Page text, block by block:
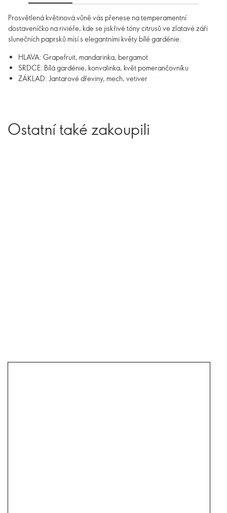
Prosvětlená květinová vůně vás přenese na temperamentní
dostaveníčko na riviéře, kde se jiskřivé tóny citrusů ve zlatavé záři
slunečních paprsků mísí s elegantními květy bílé gardénie.
HLAVA: Grapefruit, mandarinka, bergamot
SRDCE: Bílá gardénie, konvalinka, květ pomerančovníku
ZÁKLAD: Jantarové dřeviny, mech, vetiver
Ostatní také zakoupili